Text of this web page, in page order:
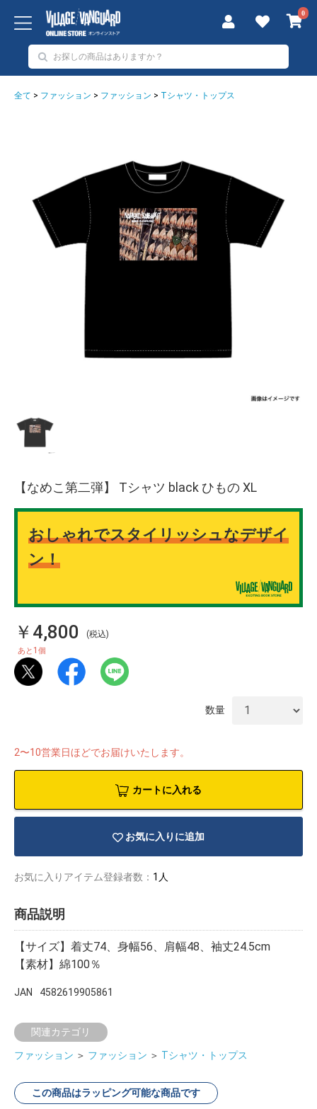
0
全て > ファッション > ファッション > Tシャツ・トップス
【なめこ第二弾】 Tシャツ black ひもの XL
おしゃれでスタイリッシュなデザイ
ン！
￥4,800 (税込)
あと 1 個
数量
2〜10営業日ほどでお届けいたします。
カートに入れる
お気に入りに追加
お気に入りアイテム登録者数： 1人
商品説明
【サイズ】着丈74、身幅56、肩幅48、袖丈24.5cm
【素材】綿100％
JAN 4582619905861
関連カテゴリ
ファッション ＞ ファッション ＞ Tシャツ・トップス
この商品はラッピング可能な商品です
イラストレ
アダルトグ